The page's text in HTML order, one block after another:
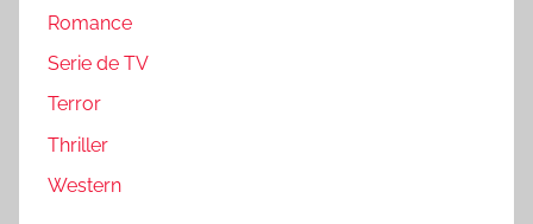
Romance
Serie de TV
Terror
Thriller
Western